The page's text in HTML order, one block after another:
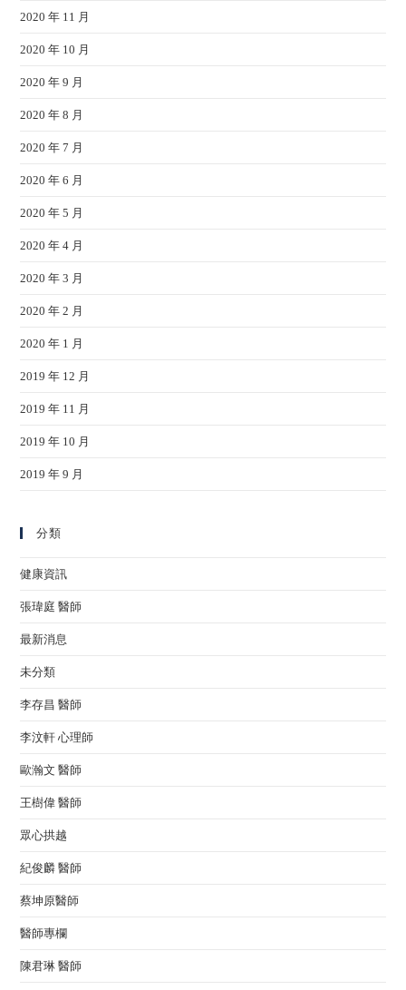
2020 年 11 月
2020 年 10 月
2020 年 9 月
2020 年 8 月
2020 年 7 月
2020 年 6 月
2020 年 5 月
2020 年 4 月
2020 年 3 月
2020 年 2 月
2020 年 1 月
2019 年 12 月
2019 年 11 月
2019 年 10 月
2019 年 9 月
分類
健康資訊
張瑋庭 醫師
最新消息
未分類
李存昌 醫師
李汶軒 心理師
歐瀚文 醫師
王樹偉 醫師
眾心拱越
紀俊麟 醫師
蔡坤原醫師
醫師專欄
陳君琳 醫師